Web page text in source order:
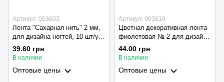
Артикул: 003603
Лента "Сахарная нить" 2 мм,
для дизайна ногтей, 10 шт/уп
(Микс разных)
39.60 грн
В наличии
Оптовые цены
Артикул: 003616
Цветная декоративная лента
фиолетовая № 2 для дизайна
ногтей (зигзаг) в рулоне 6 мм/
упаковка 10 шт
44.00 грн
В наличии
Оптовые цены